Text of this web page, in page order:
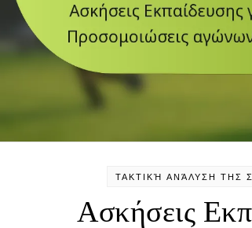
ΤΑΚΤΙΚΉ ΑΝΆΛΥΣΗ ΤΗΣ
Ασκήσεις